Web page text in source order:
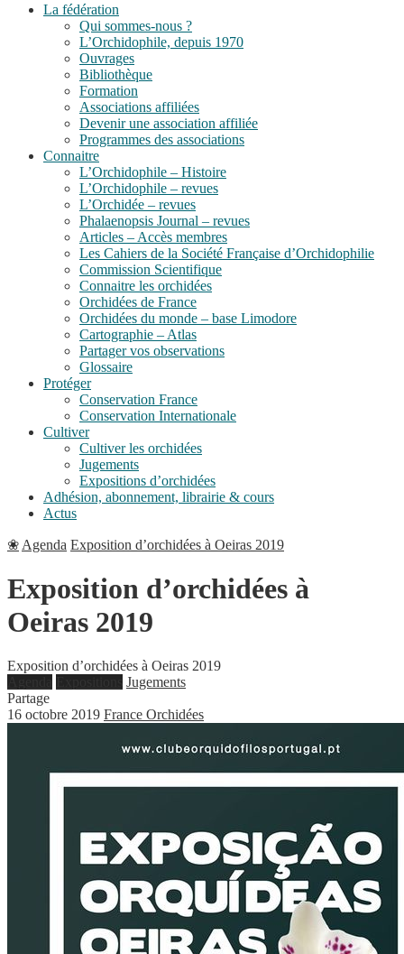
La fédération
Qui sommes-nous ?
L’Orchidophile, depuis 1970
Ouvrages
Bibliothèque
Formation
Associations affiliées
Devenir une association affiliée
Programmes des associations
Connaitre
L’Orchidophile – Histoire
L’Orchidophile – revues
L’Orchidée – revues
Phalaenopsis Journal – revues
Articles – Accès membres
Les Cahiers de la Société Française d’Orchidophilie
Commission Scientifique
Connaitre les orchidées
Orchidées de France
Orchidées du monde – base Limodore
Cartographie – Atlas
Partager vos observations
Glossaire
Protéger
Conservation France
Conservation Internationale
Cultiver
Cultiver les orchidées
Jugements
Expositions d’orchidées
Adhésion, abonnement, librairie & cours
Actus
❀ Agenda Exposition d’orchidées à Oeiras 2019
Exposition d’orchidées à
Oeiras 2019
Exposition d’orchidées à Oeiras 2019
Jugements
Partage
16 octobre 2019 France Orchidées